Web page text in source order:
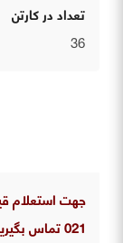
تعداد در کارتن
36
021 تماس بگیرید.